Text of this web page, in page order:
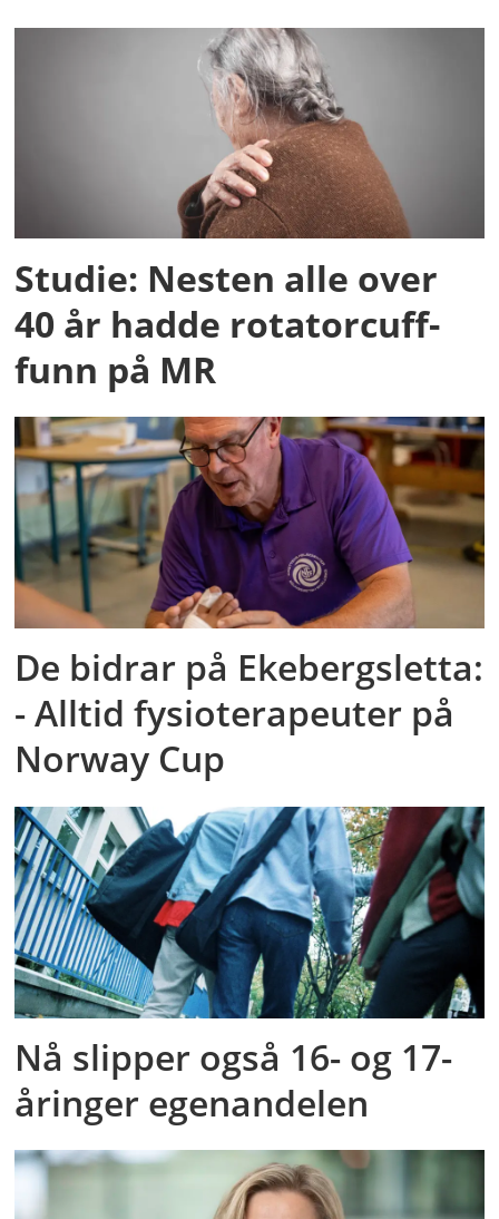
Studie: Nesten alle over
40 år hadde rotatorcuff-
funn på MR
De bidrar på Ekebergsletta:
- Alltid fysioterapeuter på
Norway Cup
Nå slipper også 16- og 17-
åringer egenandelen